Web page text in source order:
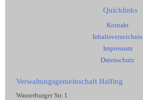
Quicklinks
Kontakt
Inhaltsverzeichnis
Impressum
Datenschutz
Verwaltungsgemeinschaft Halfing
Wasserburger Str. 1